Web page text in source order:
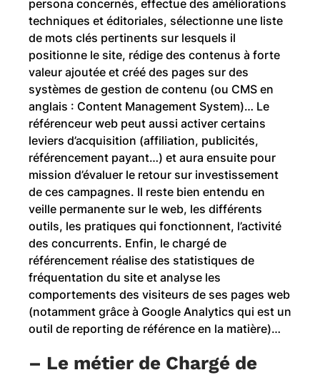
persona concernés, effectue des améliorations
techniques et éditoriales, sélectionne une liste
de mots clés pertinents sur lesquels il
positionne le site, rédige des contenus à forte
valeur ajoutée et créé des pages sur des
systèmes de gestion de contenu (ou CMS en
anglais : Content Management System)… Le
référenceur web peut aussi activer certains
leviers d’acquisition (affiliation, publicités,
référencement payant…) et aura ensuite pour
mission d’évaluer le retour sur investissement
de ces campagnes. Il reste bien entendu en
veille permanente sur le web, les différents
outils, les pratiques qui fonctionnent, l’activité
des concurrents. Enfin, le chargé de
référencement réalise des statistiques de
fréquentation du site et analyse les
comportements des visiteurs de ses pages web
(notamment grâce à Google Analytics qui est un
outil de reporting de référence en la matière)…
– Le métier de Chargé de